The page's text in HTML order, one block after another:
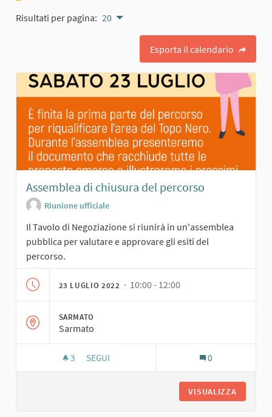
Risultati per pagina: 20
Esporta il calendario
Assemblea di chiusura del percorso
Riunione ufficiale
Il Tavolo di Negoziazione si riunirà in un'assemblea
pubblica per valutare e approvare gli esiti del
percorso.
23 LUGLIO 2022 · 10:00 - 12:00
SARMATO
Sarmato
3 3 SOSTENITORI
SEGUI 0
VISUALIZZA